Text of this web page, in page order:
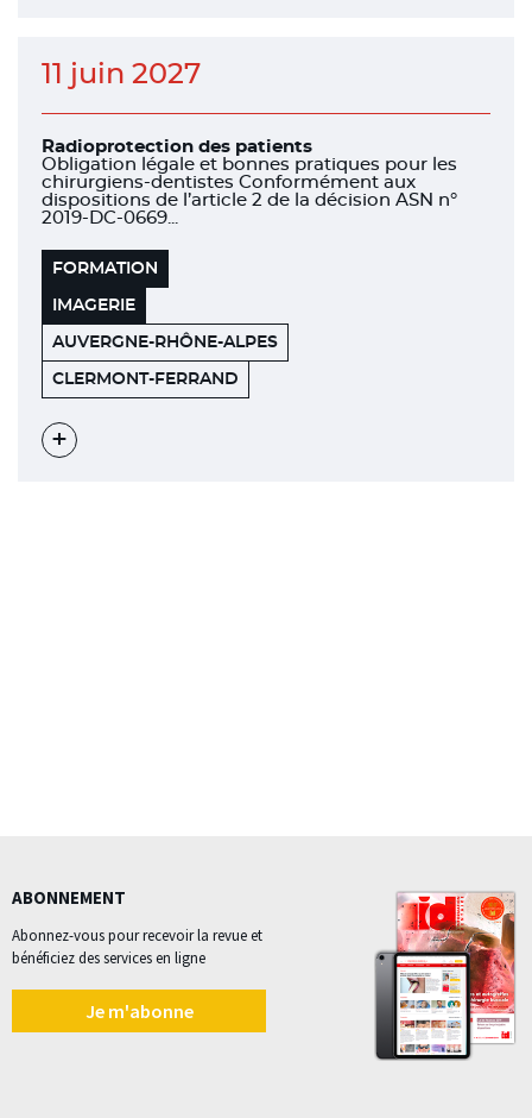
11 juin 2027
Radioprotection des patients
Obligation légale et bonnes pratiques pour les
chirurgiens-dentistes Conformément aux
dispositions de l’article 2 de la décision ASN n°
2019-DC-0669...
FORMATION
IMAGERIE
AUVERGNE-RHÔNE-ALPES
UFR
ODONTOLOGIE
CLERMONT-FERRAND
Voir
ABONNEMENT
Abonnez-vous pour recevoir la revue et
bénéficiez des services en ligne
Je m'abonne